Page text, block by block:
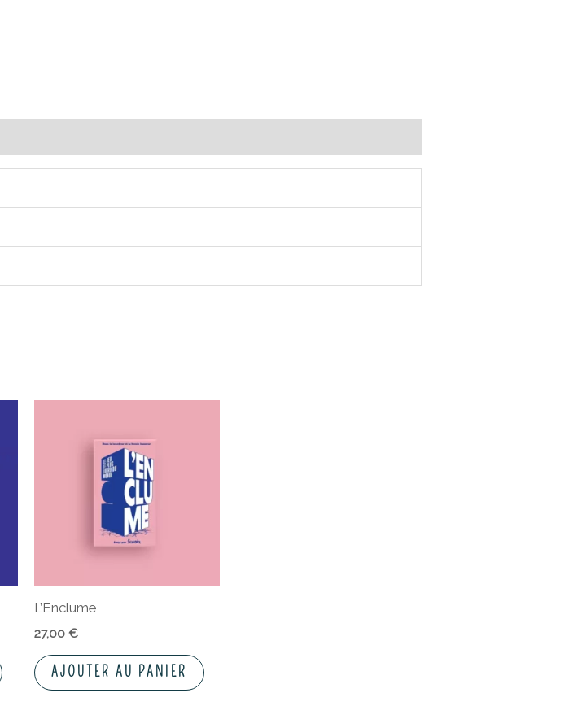
L’Enclume
27,00 €
AJOUTER AU PANIER